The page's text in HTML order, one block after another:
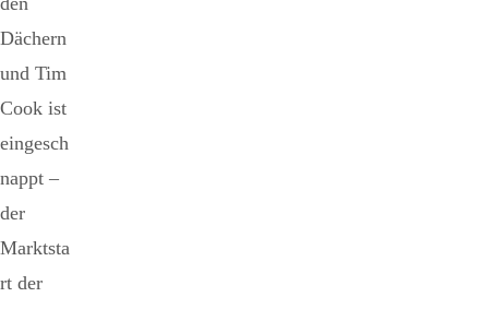
Dächern
und Tim
Cook ist
eingesch
nappt –
der
Marktsta
rt der